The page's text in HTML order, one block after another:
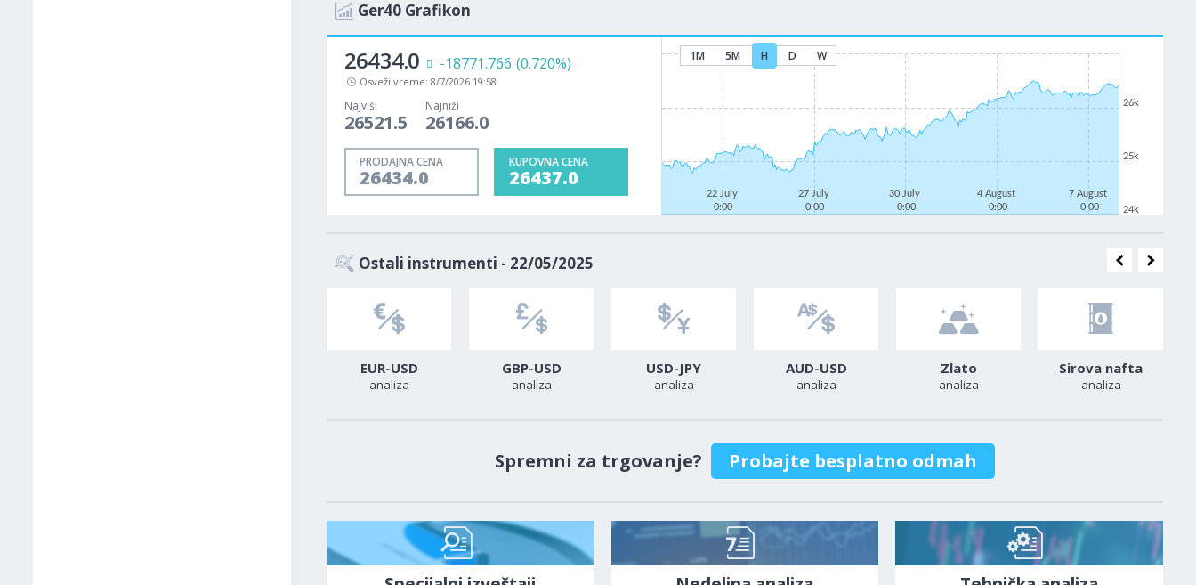
Ger40 Grafikon
26434.0 -18771.766 (0.720%)
Osveži vreme: 8/7/2026 19:58
Najviši
26521.5
Najniži
26166.0
PRODAJNA CENA
26434.0
KUPOVNA CENA
26437.0
1M 5M H D W
22 July
0:00
27 July
0:00
30 July
0:00
4 August
0:00
7 August
0:00
24k
25k
26k
Ostali instrumenti - 22/05/2025
EUR-USD
analiza
GBP-USD
analiza
USD-JPY
analiza
AUD-USD
analiza
Zlato
analiza
Sirova nafta
analiza
Spremni za trgovanje? Probajte besplatno odmah